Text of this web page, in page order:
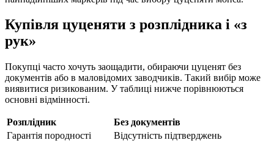
Купівля цуценяти з розплідника і «з
рук»
Покупці часто хочуть заощадити, обираючи цуценят без
документів або в маловідомих заводчиків. Такий вибір може
виявитися ризикованим. У таблиці нижче порівнюються
основні відмінності.
Розплідник
Без документів
Гарантія породності
Відсутність підтверджень